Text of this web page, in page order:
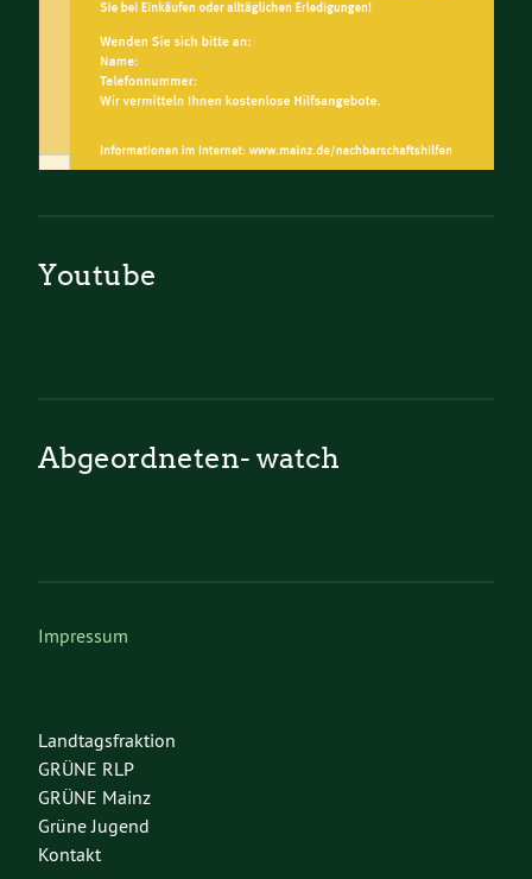
Youtube
Abgeordneten- watch
Impressum
Landtagsfraktion
GRÜNE RLP
GRÜNE Mainz
Grüne Jugend
Kontakt